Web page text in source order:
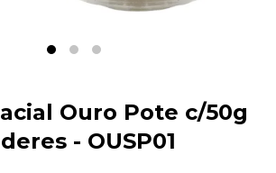
Ouro Pote c/50g
- OUSP01